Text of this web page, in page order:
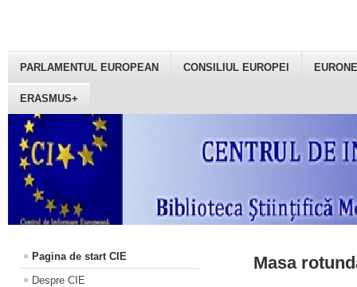
PARLAMENTUL EUROPEAN CONSILIUL EUROPEI
ERASMUS+
Pagina de start CIE
Despre CIE
Masa